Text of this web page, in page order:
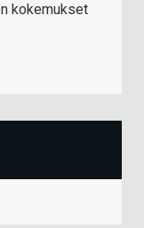
kokemukset